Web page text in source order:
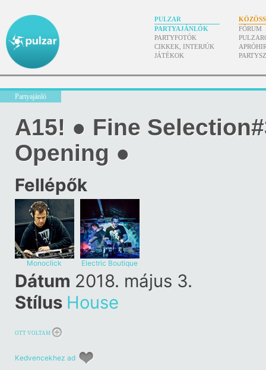
PULZAR
PARTYAJÁNLÓK
PARTYFOTÓK
CIKKEK, INTERJÚK
JÁTÉKOK
FÓRUM
Partyajánló
A15! ● Fine
Opening ●
Fellépők
Monoclick Electric Boutique
Dátum 2018. május 3.
Stílus House
OTT VOLTAM
Kedvencekhez ad